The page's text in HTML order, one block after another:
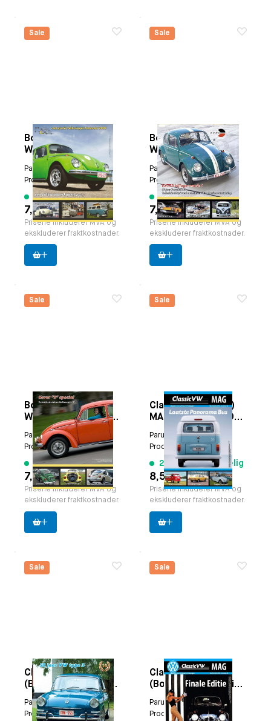
Sale
Boxertje Magazine
Winter Edition
2005-2006
Paruzzi nummer:9348
Produsent:
Classicvw
5 varer tilgjengelig
7,50 €
Prisene inkluderer MVA og
ekskluderer fraktkostnader.
Sale
Boxertje Magazine
Winter Edition
2009-2010.
Paruzzi nummer:9380
Produsent: Classicvw
7 varer tilgjengelig
7,50 €
Prisene inkluderer MVA og
ekskluderer fraktkostnader.
Sale
Boxertje Magazine
Winter Edition 2010-
2011.
Paruzzi nummer:
Produsent:Classicvw
6 varer tilgjengelig
7,50 €
Prisene inkluderer MVA og
ekskluderer fraktkostnader.
Sale
ClassicVW (Boxer)
MAGazine høst 2013
(nr. 48)
Paruzzi nummer:9395
Produsent:Classicvw
25 varer tilgjengelig
8,53 €
Prisene inkluderer MVA og
ekskluderer fraktkostnader.
Sale
ClassicVW
(Boxertje) MAGazine
Høstutgaven 2011
(nr40)
Paruzzi nummer:9387
Produsent:Classicvw
Sale
ClassicVW
(Boxertje) MAGazine
Høstutgaven 2014
(nr52)
Paruzzi nummer:9399
Produsent:Classicvw